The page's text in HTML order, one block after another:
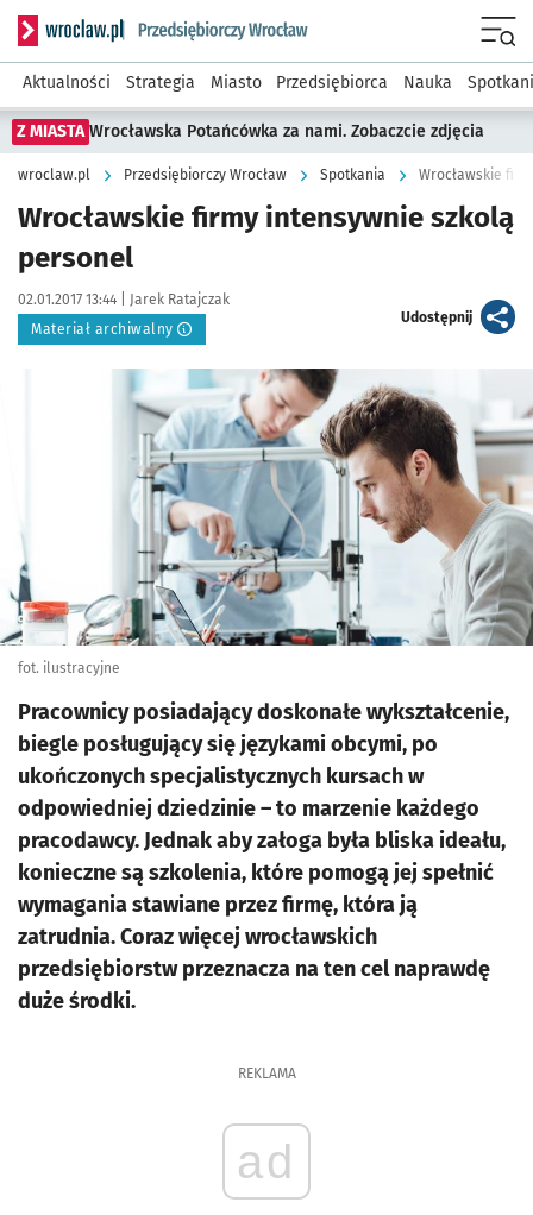
Serwis informacyjny wroclaw.pl podserwis: Strategia
Aktualności Strategia Miasto Przedsiębiorca Nauka
Z MIASTA Wrocławska Potańcówka za nami. Zobaczcie zdjęcia
wroclaw.pl Przedsiębiorczy Wrocław Spotkania Wrocławskie
Wrocławskie firmy intensywnie szkolą
personel
Data publikacji:
02.01.2017 13:44 | Autor:
Jarek Ratajczak
Materiał archiwalny
Udostępnijartykuł
fot. ilustracyjne
Pracownicy posiadający doskonałe wykształcenie,
biegle posługujący się językami obcymi, po
ukończonych specjalistycznych kursach w
odpowiedniej dziedzinie – to marzenie każdego
pracodawcy. Jednak aby załoga była bliska ideału,
konieczne są szkolenia, które pomogą jej spełnić
wymagania stawiane przez firmę, która ją
zatrudnia. Coraz więcej wrocławskich
przedsiębiorstw przeznacza na ten cel naprawdę
duże środki.
REKLAMA
ad